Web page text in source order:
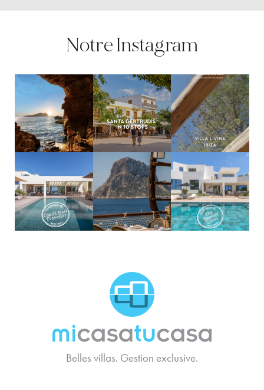
Notre Instagram
Belles villas. Gestion exclusive.